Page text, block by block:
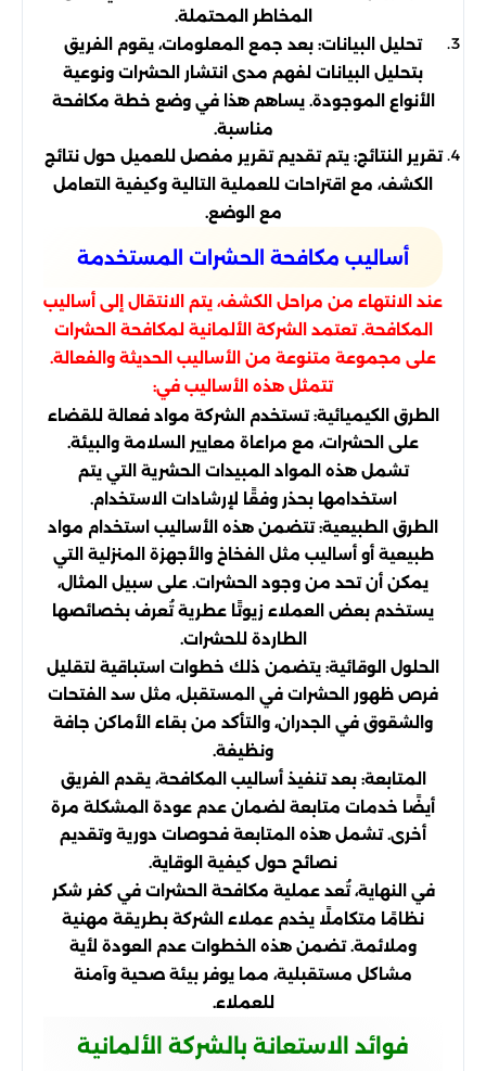
المخاطر المحتملة.
تحليل البيانات: بعد جمع المعلومات، يقوم الفريق
بتحليل البيانات لفهم مدى انتشار الحشرات ونوعية
الأنواع الموجودة. يساهم هذا في وضع خطة مكافحة
مناسبة.
تقرير النتائج: يتم تقديم تقرير مفصل للعميل حول نتائج
الكشف، مع اقتراحات للعملية التالية وكيفية التعامل
مع الوضع.
أساليب مكافحة الحشرات المستخدمة
عند الانتهاء من مراحل الكشف، يتم الانتقال إلى أساليب
المكافحة. تعتمد الشركة الألمانية لمكافحة الحشرات
على مجموعة متنوعة من الأساليب الحديثة والفعالة.
تتمثل هذه الأساليب في:
الطرق الكيميائية: تستخدم الشركة مواد فعالة للقضاء
على الحشرات، مع مراعاة معايير السلامة والبيئة.
تشمل هذه المواد المبيدات الحشرية التي يتم
استخدامها بحذر وفقًا لإرشادات الاستخدام.
الطرق الطبيعية: تتضمن هذه الأساليب استخدام مواد
طبيعية أو أساليب مثل الفخاخ والأجهزة المنزلية التي
يمكن أن تحد من وجود الحشرات. على سبيل المثال،
يستخدم بعض العملاء زيوتًا عطرية تُعرف بخصائصها
الطاردة للحشرات.
الحلول الوقائية: يتضمن ذلك خطوات استباقية لتقليل
فرص ظهور الحشرات في المستقبل، مثل سد الفتحات
والشقوق في الجدران، والتأكد من بقاء الأماكن جافة
ونظيفة.
المتابعة: بعد تنفيذ أساليب المكافحة، يقدم الفريق
أيضًا خدمات متابعة لضمان عدم عودة المشكلة مرة
أخرى. تشمل هذه المتابعة فحوصات دورية وتقديم
نصائح حول كيفية الوقاية.
في النهاية، تُعد عملية مكافحة الحشرات في كفر شكر
نظامًا متكاملًا يخدم عملاء الشركة بطريقة مهنية
وملائمة. تضمن هذه الخطوات عدم العودة لأية
مشاكل مستقبلية، مما يوفر بيئة صحية وآمنة
للعملاء.
فوائد الاستعانة بالشركة الألمانية